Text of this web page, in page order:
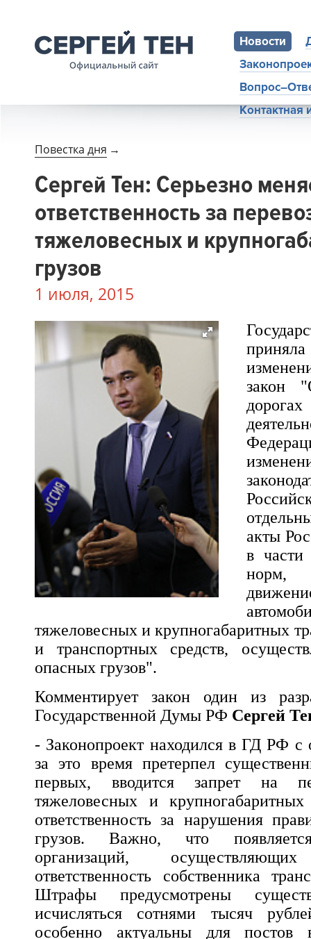
Новости
Повестка дня →
Сергей Тен: Серьезно
ответственность за
тяжеловесных и
грузов
1 июля, 2015
закон
акты
в части
норм,
тяжеловесных и крупногабаритных
и транспортных средств,
опасных грузов".
Комментирует закон один из
Государственной Думы РФ Сергей
- Законопроект находился в ГД РФ с
за это время претерпел
первых, вводится запрет на
тяжеловесных и крупногабаритных
ответственность за нарушения
грузов. Важно, что появляется
организаций,
ответственность собственника
Штрафы предусмотрены
исчисляться сотнями тысяч
особенно актуальны для постов